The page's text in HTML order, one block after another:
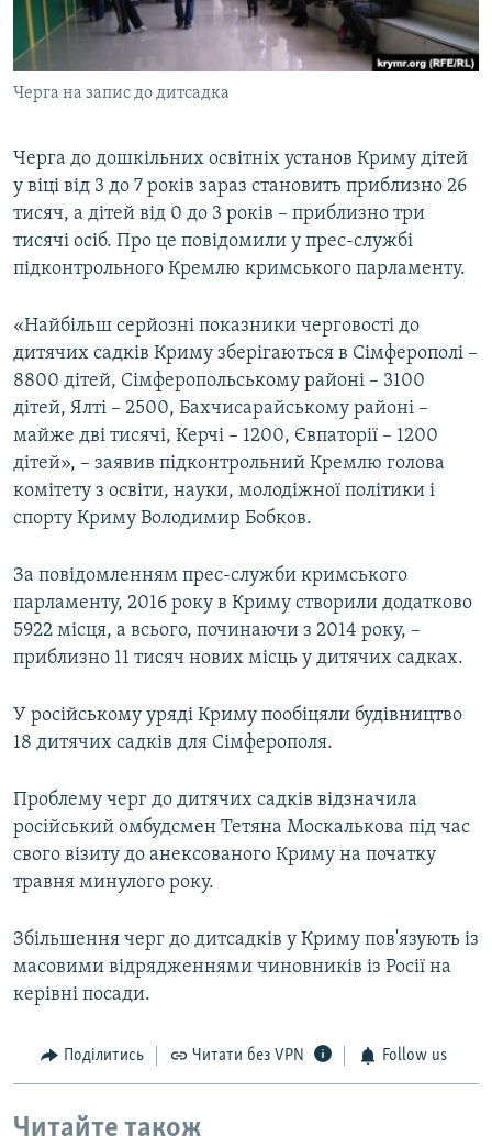
ВІДЕОУРОКИ «ELIFBE»
УКРАЇНСЬКА ПРОБЛЕМА КРИМУ
Русский
Qırımtatar
Усі сайти RFE/RL
Черга на запис до дитсадка
Черга до дошкільних освітніх установ Криму дітей
у віці від 3 до 7 років зараз становить приблизно 26
тисяч, а дітей від 0 до 3 років – приблизно три
тисячі осіб. Про це повідомили у прес-службі
підконтрольного Кремлю кримського парламенту.
«Найбільш серйозні показники черговості до
дитячих садків Криму зберігаються в Сімферополі –
8800 дітей, Сімферопольському районі – 3100
дітей, Ялті – 2500, Бахчисарайському районі –
майже дві тисячі, Керчі – 1200, Євпаторії – 1200
дітей», – заявив підконтрольний Кремлю голова
комітету з освіти, науки, молодіжної політики і
спорту Криму Володимир Бобков.
За повідомленням прес-служби кримського
парламенту, 2016 року в Криму створили додатково
5922 місця, а всього, починаючи з 2014 року, –
приблизно 11 тисяч нових місць у дитячих садках.
У російському уряді Криму пообіцяли будівництво
18 дитячих садків для Сімферополя.
Проблему черг до дитячих садків відзначила
російський омбудсмен Тетяна Москалькова під час
свого візиту до анексованого Криму на початку
травня минулого року.
Збільшення черг до дитсадків у Криму пов'язують із
масовими відрядженнями чиновників із Росії на
керівні посади.
Поділитись Читати без VPN Follow us
Читайте також